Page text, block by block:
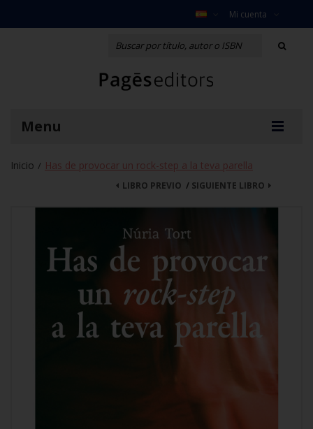
Mi cuenta
Menu
Inicio / Has de provocar un rock-step a la teva parella
SIGUIENTE LIBRO
LIBRO PREVIO /